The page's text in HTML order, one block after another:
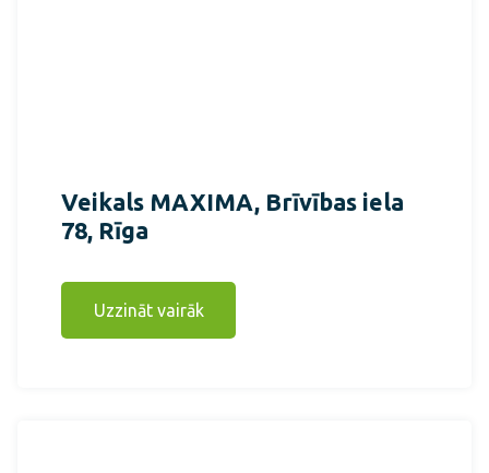
Veikals MAXIMA, Brīvības iela
78, Rīga
Uzzināt vairāk